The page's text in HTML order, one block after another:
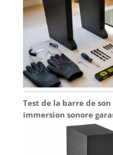
Test de la barre de son
immersion sonore